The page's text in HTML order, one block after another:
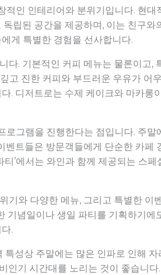
적인 인테리어와 분위기입니다. 현
립된 공간을 제공하며, 이는 친구
게 특별한 경험을 선사합니다.
다. 기본적인 커피 메뉴는 물론이고
고 진한 커피와 부드러운 우유가
. 디저트로는 수제 케이크와 마카
로그램을 진행한다는 점입니다. 주
벤트들은 방문객들에게 단순한 카
티’에서는 와인과 함께 제공되는 스
기와 다양한 메뉴, 그리고 특별한
기념일이나 생일 파티를 기획하기
.
성상 주말에는 많은 인파로 인해
인기 시간대를 노리는 것이 좋습니